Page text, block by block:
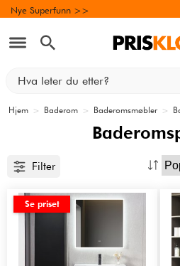
Nye Superfunn >>
Hjem > Baderom > Baderomsmøbler >
Filter
Se priset